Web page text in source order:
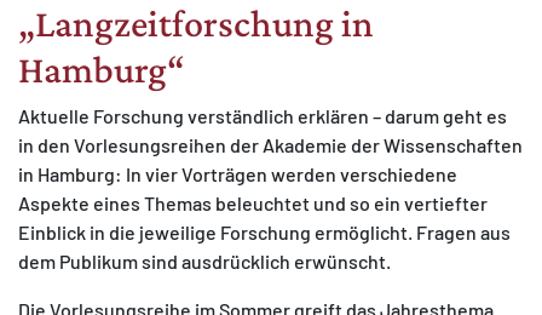
„Langzeitforschung in
Hamburg“
Aktuelle Forschung verständlich erklären – darum geht es
in den Vorlesungsreihen der Akademie der Wissenschaften
in Hamburg: In vier Vorträgen werden verschiedene
Aspekte eines Themas beleuchtet und so ein vertiefter
Einblick in die jeweilige Forschung ermöglicht. Fragen aus
dem Publikum sind ausdrücklich erwünscht.
Die Vorlesungsreihe im Sommer greift das Jahresthema